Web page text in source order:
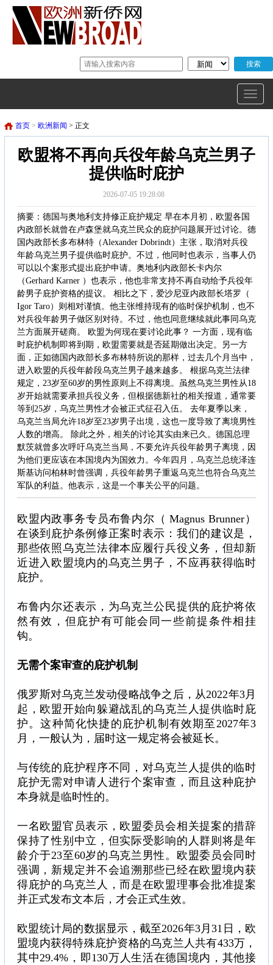
首页 > 欧洲新闻 > 正文
欧盟将不再向兵役年龄乌克兰男子
提供临时庇护
2026-07-05 19:28:08
摘要：德国与奥地利支持修正庇护规定 早在本月初，欧盟各国
内政部长就曾在卢森堡就乌克兰民众的庇护问题展开过讨论。德
国内政部长多布林特（Alexander Dobrindt）主张，取消对兵役
年龄乌克兰男子提供临时庇护。不过，他同时也表示，当事人仍
可以以个案形式提出庇护申请。奥地利内政部长卡内尔
（Gerhard Karner ）也表示，他也非常支持不再自动给予兵役年
龄男子庇护资格的提议。 相比之下，爱沙尼亚内政部长塔罗（
Igor Taro）则相对谨慎。他主张维持现有的临时保护机制，也不
对兵役年龄男子做区别对待。不过，他也同意继续就此事同乌克
兰方面展开磋商。 欧盟为何现在要讨论此事？ 一方面，现有临
时庇护机制即将到期，欧盟需要就是否延期做出决定。另一方
面，正如德国内政部长多布林特所说的那样，过去几个月当中，
进入欧盟的兵役年龄段乌克兰男子越来越多。 根据乌克兰法律
规定，23岁至60岁的男性原则上不得离境。虽然乌克兰男性从18
岁开始就需要承担兵役义务，但根据德新社的相关报道，通常要
等到25岁，乌克兰男性才会被正式征召入伍。 去年夏季以来，
乌克兰当局允许18岁至23岁男子出境，这也一度导致了离境男性
人数的增高。 除此之外，相关的讨论其实由来已久。德国总理
默茨就曾多次呼吁乌克兰当局，不要允许兵役年龄男子离境，因
为他们更应该在本国境内为国效力。今年四月，乌克兰总统泽连
斯基访问柏林时曾强调，兵役年龄男子重返乌克兰也符合乌克兰
军队的利益。他表示，这是一个事关公平的问题。
欧盟内政事务专员布鲁内尔（ Magnus Brunner）
在谈到庇护条例修正案时表示：我们的建议是，
那些依照乌克兰法律本应履行兵役义务，但却新
近进入欧盟境内的乌克兰男子，不应再获得临时
庇护。
布鲁内尔还表示，为乌克兰公民提供的庇护将依
然有效，但庇护有可能会同一些前提条件相挂
钩。
无需个案审查的庇护机制
俄罗斯对乌克兰发动侵略战争之后，从2022年3月
起，欧盟开始向躲避战乱的乌克兰人提供临时庇
护。这种简化快捷的庇护机制有效期至2027年3
月，一般认为，届时这一规定将会被延长。
与传统的庇护程序不同，对乌克兰人提供的临时
庇护无需对申请人进行个案审查，而且这种庇护
本身就是临时性的。
一名欧盟官员表示，欧盟委员会相关提案的措辞
保持了性别中立，但实际受影响的人群则将是年
龄介于23至60岁的乌克兰男性。欧盟委员会同时
强调，新规定并不会追溯那些已经在欧盟境内获
得庇护的乌克兰人，而是在欧盟理事会批准提案
并正式发布文本后，才会正式生效。
欧盟统计局的数据显示，截至2026年3月31日，欧
盟境内获得特殊庇护资格的乌克兰人共有433万，
其中29.4%，即130万人生活在德国境内，其他接